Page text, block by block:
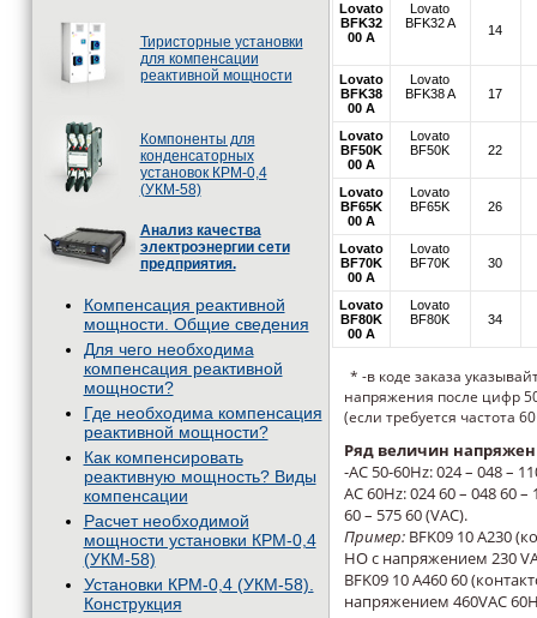
Тиристорные установки
для компенсации
реактивной мощности
Компоненты для
конденсаторных
установок КРМ-0,4
(УКМ-58)
Анализ качества
электроэнергии сети
предприятия.
Компенсация реактивной
мощности. Общие сведения
Для чего необходима
компенсация реактивной
мощности?
Где необходима компенсация
реактивной мощности?
Как компенсировать
реактивную мощность? Виды
компенсации
Расчет необходимой
мощности установки КРМ-0,4
(УКМ-58)
Установки КРМ-0,4 (УКМ-58).
Конструкция
Lovato
BFK32
00 A
Lovato
BFK32 A
14
Lovato
BFK38
00 A
Lovato
BFK38 A
17
Lovato
BF50K
00 A
Lovato
BF50K
22
Lovato
BF65K
00 A
Lovato
BF65K
26
Lovato
BF70K
00 A
Lovato
BF70K
30
Lovato
BF80K
00 A
Lovato
BF80K
34
* -в коде заказа
напряжения после цифр
(если требуется частота
Ряд величин
-AC 50-60Hz: 024 – 048 –
AC 60Hz: 024 60 – 048 60 –
60 – 575 60 (VAC).
Пример:BFK09 10 А230
НО с напряжением 230
BFK09 10 A460 60
напряжением 460VAC